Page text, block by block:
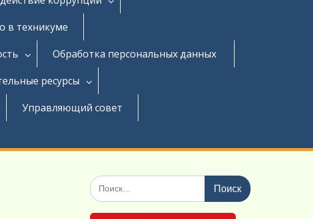
в техникуме
Обработка персональных данных
ресурсы
Управляющий совет
Поиск
по: